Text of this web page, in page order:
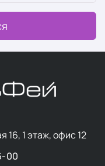
16, 1 этаж, офис 12
00